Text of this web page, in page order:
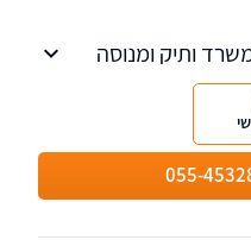
ותיק ומנוסה
אבניאל עוסק מי זה שנים
לאומי. למשרד
פינה, באר שבע,
055-